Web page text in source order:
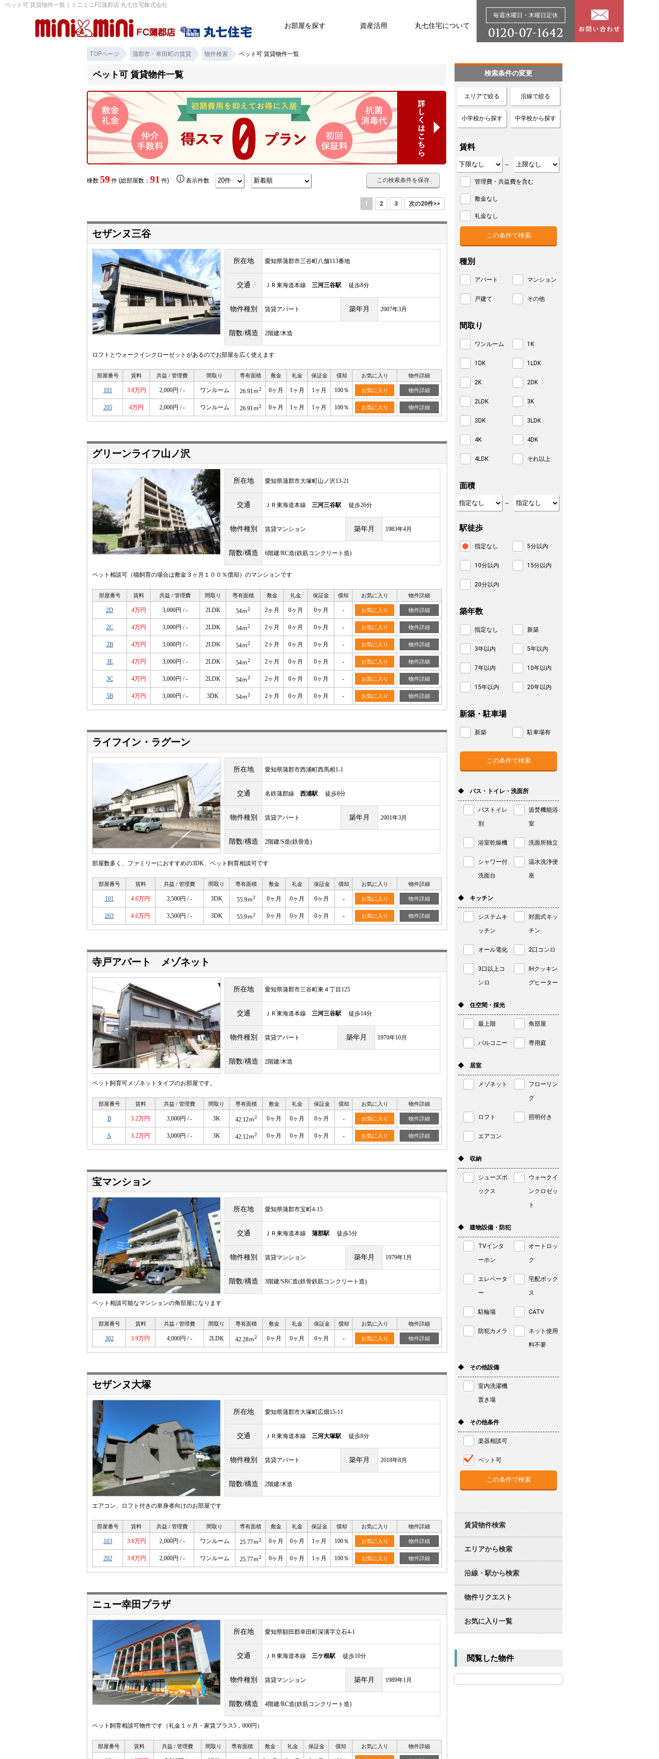
ペット可 賃貸物件一覧｜ミニミニFC蒲郡店 丸七住宅株式会社
お部屋を探す 資産活用 丸七住宅について
毎週水曜日・木曜日定休
TOPページ 蒲郡市・幸田町の賃貸 物件検索 ペット可 賃貸物件一覧
ペット可 賃貸物件一覧
棟数 59 件 (総部屋数： 91 件) 表示件数 この検索条件を保存
1 2 3 次の20件>>
セザンヌ三谷
所在地 愛知県蒲郡市三谷町八舗113番地
交通 ＪＲ東海道本線 三河三谷駅 徒歩8分
物件種別 賃貸アパート 築年月 2007年3月
階数/構造 2階建/木造
ロフトとウォークインクローゼットがあるのでお部屋を広く使えます
部屋番号 賃料 共益 / 管理費 間取り 専有面積 敷金 礼金 保証金 償却 お気に入り 物件詳細
101 3.8万円 2,000円 / - ワンルーム 26.91ｍ2 0ヶ月 1ヶ月 1ヶ月 100％ お気に入り 物件詳細
205 4万円 2,000円 / - ワンルーム 26.91ｍ2 0ヶ月 1ヶ月 1ヶ月 100％ お気に入り 物件詳細
グリーンライフ山ノ沢
所在地 愛知県蒲郡市大塚町山ノ沢13-21
交通 ＪＲ東海道本線 三河三谷駅 徒歩26分
物件種別 賃貸マンション 築年月 1983年4月
階数/構造 6階建/RC造(鉄筋コンクリート造)
ペット相談可（猫飼育の場合は敷金３ヶ月１００％償却）のマンションです
部屋番号 賃料 共益 / 管理費 間取り 専有面積 敷金 礼金 保証金 償却 お気に入り 物件詳細
2D 4万円 3,000円 / - 2LDK 54ｍ2 2ヶ月 0ヶ月 0ヶ月 - お気に入り 物件詳細
2C 4万円 3,000円 / - 2LDK 54ｍ2 2ヶ月 0ヶ月 0ヶ月 - お気に入り 物件詳細
2B 4万円 3,000円 / - 2LDK 54ｍ2 2ヶ月 0ヶ月 0ヶ月 - お気に入り 物件詳細
3E 4万円 3,000円 / - 2LDK 54ｍ2 2ヶ月 0ヶ月 0ヶ月 - お気に入り 物件詳細
3C 4万円 3,000円 / - 2LDK 54ｍ2 2ヶ月 0ヶ月 0ヶ月 - お気に入り 物件詳細
5B 4万円 3,000円 / - 3DK 54ｍ2 2ヶ月 0ヶ月 0ヶ月 - お気に入り 物件詳細
ライフイン・ラグーン
所在地 愛知県蒲郡市西浦町西馬相1-1
交通 名鉄蒲郡線 西浦駅 徒歩8分
物件種別 賃貸アパート 築年月 2001年3月
階数/構造 2階建/S造(鉄骨造)
部屋数多く、ファミリーにおすすめの3DK、ペット飼育相談可です
部屋番号 賃料 共益 / 管理費 間取り 専有面積 敷金 礼金 保証金 償却 お気に入り 物件詳細
101 4.6万円 3,500円 / - 3DK 55.9ｍ2 0ヶ月 0ヶ月 0ヶ月 - お気に入り 物件詳細
203 4.6万円 3,500円 / - 3DK 55.9ｍ2 0ヶ月 0ヶ月 0ヶ月 - お気に入り 物件詳細
寺戸アパート メゾネット
所在地 愛知県蒲郡市三谷町東４丁目125
交通 ＪＲ東海道本線 三河三谷駅 徒歩14分
物件種別 賃貸アパート 築年月 1970年10月
階数/構造 2階建/木造
ペット飼育可メゾネットタイプのお部屋です。
部屋番号 賃料 共益 / 管理費 間取り 専有面積 敷金 礼金 保証金 償却 お気に入り 物件詳細
B 3.2万円 3,000円 / - 3K 42.12ｍ2 0ヶ月 0ヶ月 0ヶ月 - お気に入り 物件詳細
A 3.2万円 3,000円 / - 3K 42.12ｍ2 0ヶ月 0ヶ月 0ヶ月 - お気に入り 物件詳細
宝マンション
所在地 愛知県蒲郡市宝町4-15
交通 ＪＲ東海道本線 蒲郡駅 徒歩5分
物件種別 賃貸マンション 築年月 1979年1月
階数/構造 3階建/SRC造(鉄骨鉄筋コンクリート造)
ペット相談可能なマンションの角部屋になります
部屋番号 賃料 共益 / 管理費 間取り 専有面積 敷金 礼金 保証金 償却 お気に入り 物件詳細
302 3.9万円 4,000円 / - 2LDK 42.28ｍ2 0ヶ月 0ヶ月 0ヶ月 - お気に入り 物件詳細
セザンヌ大塚
所在地 愛知県蒲郡市大塚町広畑15-11
交通 ＪＲ東海道本線 三河大塚駅 徒歩8分
物件種別 賃貸アパート 築年月 2018年8月
階数/構造 2階建/木造
エアコン、ロフト付きの単身者向けのお部屋です
部屋番号 賃料 共益 / 管理費 間取り 専有面積 敷金 礼金 保証金 償却 お気に入り 物件詳細
103 3.6万円 2,000円 / - ワンルーム 25.77ｍ2 0ヶ月 0ヶ月 1ヶ月 100％ お気に入り 物件詳細
202 3.8万円 2,000円 / - ワンルーム 25.77ｍ2 0ヶ月 0ヶ月 1ヶ月 100％ お気に入り 物件詳細
ニュー幸田プラザ
所在地 愛知県額田郡幸田町深溝字立石4‐1
交通 ＪＲ東海道本線 三ケ根駅 徒歩10分
物件種別 賃貸マンション 築年月 1989年1月
階数/構造 4階建/RC造(鉄筋コンクリート造)
ペット飼育相談可物件です（礼金１ヶ月・家賃プラス5，000円）
部屋番号 賃料 共益 / 管理費 間取り 専有面積 敷金 礼金 保証金 償却 お気に入り 物件詳細
検索条件の変更
エリアで絞る 沿線で絞る
小学校から探す 中学校から探す
賃料
～
管理費・共益費を含む
敷金なし
礼金なし
種別
アパート マンション
戸建て その他
間取り
ワンルーム 1K
1DK 1LDK
2K 2DK
2LDK 3K
3DK 3LDK
4K 4DK
4LDK それ以上
面積
～
駅徒歩
指定なし 5分以内
10分以内 15分以内
20分以内
築年数
指定なし 新築
3年以内 5年以内
7年以内 10年以内
15年以内 20年以内
新築・駐車場
新築 駐車場有
◆ バス・トイレ・洗面所
バストイレ
別
追焚機能浴
室
浴室乾燥機 洗面所独立
シャワー付
洗面台
温水洗浄便
座
◆ キッチン
システムキ
ッチン
対面式キッ
チン
オール電化 2口コンロ
3口以上コ
ンロ
IHクッキン
グヒーター
◆ 住空間・採光
最上階 角部屋
バルコニー 専用庭
◆ 居室
メゾネット
フローリン
グ
ロフト 照明付き
エアコン
◆ 収納
シューズボ
ックス
ウォークイ
ンクロゼッ
ト
◆ 建物設備・防犯
TVインタ
ーホン
オートロッ
ク
エレベータ
ー
宅配ボック
ス
駐輪場 CATV
防犯カメラ
ネット使用
料不要
◆ その他設備
室内洗濯機
置き場
◆ その他条件
楽器相談可
ペット可
賃貸物件検索
エリアから検索
沿線・駅から検索
物件リクエスト
お気に入り一覧
閲覧した物件